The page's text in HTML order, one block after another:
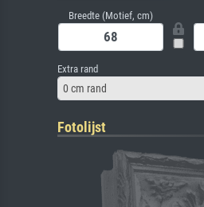
Breedte (Motief, cm)
Extra rand
0 cm rand
Fotolijst